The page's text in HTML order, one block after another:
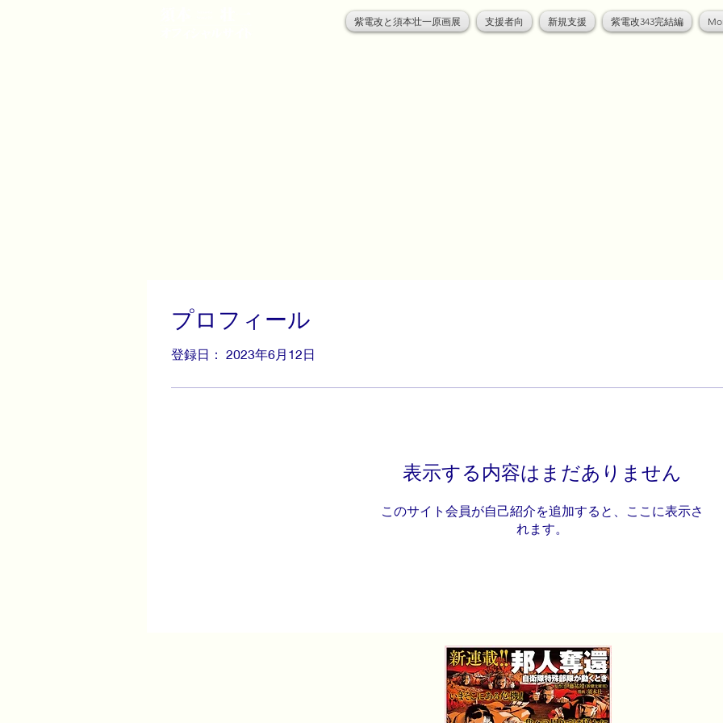
紫電改と須本壮一原画展 支援者向 新規支援 紫電改343完結編
プロフィール
登録日： 2023年6月12日
表示する内容はまだありません
このサイト会員が自己紹介を追加すると、ここに表示さ
れます。